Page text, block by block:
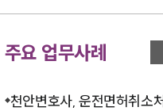
주요 업무사례
천안변호사, 운전면허취소